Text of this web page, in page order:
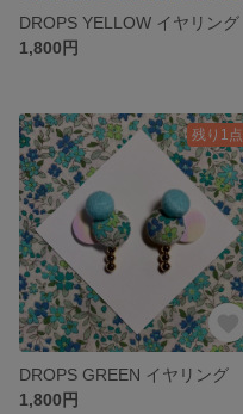
DROPS YELLOW イヤリング
1,800円
残り1点
DROPS GREEN イヤリング
1,800円